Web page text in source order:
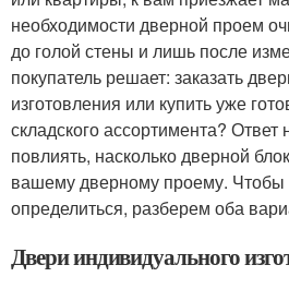
необходимости дверной проем
до голой стены и лишь после
покупатель решает: заказать
изготовления или купить уже
складского ассортимента? Ответ
повлиять, насколько дверной
вашему дверному проему.
определиться, разберем оба
Двери индивидуального